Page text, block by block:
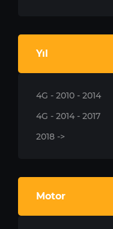
Yıl
4G - 2010 - 2014
4G - 2014 - 2017
2018 ->
Motor